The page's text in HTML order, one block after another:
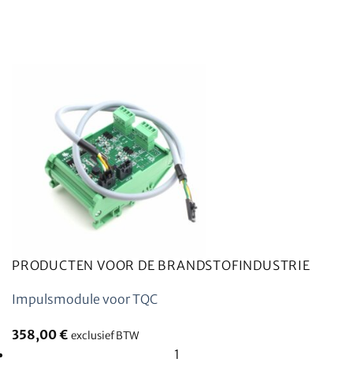
PRODUCTEN VOOR DE BRANDSTOFINDUSTRIE
Impulsmodule voor TQC
358,00€ exclusief BTW
1